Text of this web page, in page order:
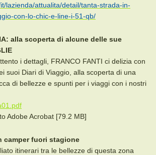
lazienda/attualita/detail/tanta-strada-in-
con-lo-chic-e-line-i-51-qb/
alla scoperta di alcune delle sue
i dettagli, FRANCO FANTI ci delizia con
suoi Diari di Viaggio, alla scoperta di una
di bellezze e spunti per i viaggi con i nostri
Adobe Acrobat [79.2 MB]
camper fuori stagione
itinerari tra le bellezze di questa zona